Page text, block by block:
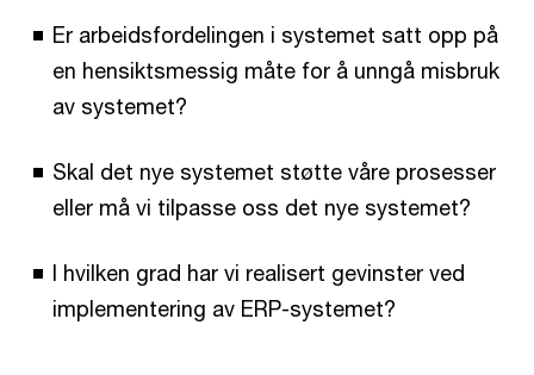
Er arbeidsfordelingen i systemet satt opp på
en hensiktsmessig måte for å unngå misbruk
av systemet?
Skal det nye systemet støtte våre prosesser
eller må vi tilpasse oss det nye systemet?
I hvilken grad har vi realisert gevinster ved
implementering av ERP-systemet?